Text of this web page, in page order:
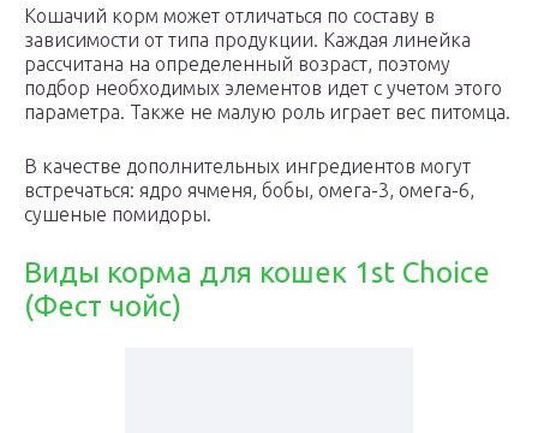
Кошачий корм может отличаться по составу в
зависимости от типа продукции. Каждая линейка
рассчитана на определенный возраст, поэтому
подбор необходимых элементов идет с учетом этого
параметра. Также не малую роль играет вес питомца.
В качестве дополнительных ингредиентов могут
встречаться: ядро ячменя, бобы, омега-3, омега-6,
сушеные помидоры.
Виды корма для кошек 1st Choice
(Фест чойс)